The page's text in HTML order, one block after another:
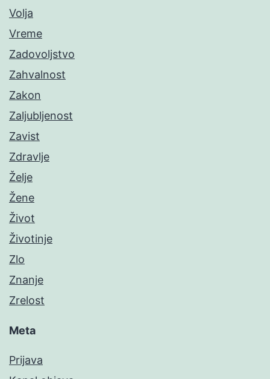
Volja
Vreme
Zadovoljstvo
Zahvalnost
Zakon
Zaljubljenost
Zavist
Zdravlje
Želje
Žene
Život
Životinje
Zlo
Znanje
Zrelost
Meta
Prijava